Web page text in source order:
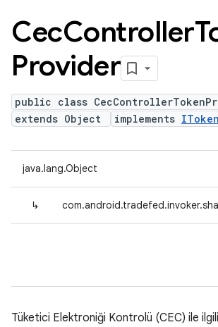
CecController
Provider
public class
extends Object
implements
java.lang.Object
↳
Tüketici Elektroniği Kontrolü (CEC) ile